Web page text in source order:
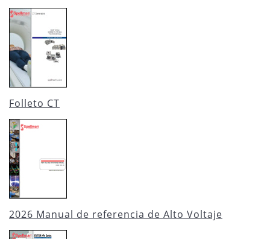
Folleto CT
2026 Manual de referencia de Alto Voltaje